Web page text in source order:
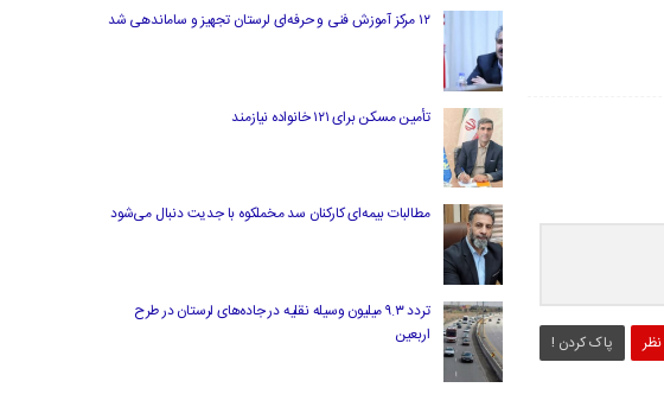
پاک کردن !
۱۲ مرکز آموزش فنی و حرفه‌ای لرستان تجهیز و ساماندهی شد
تأمین مسکن برای ۱۲۱ خانواده نیازمند
مطالبات بیمه‌ای کارکنان سد مخملکوه با جدیت دنبال می‌شود
تردد ۹.۳ میلیون وسیله نقلیه در جاده‌های لرستان در طرح
اربعین